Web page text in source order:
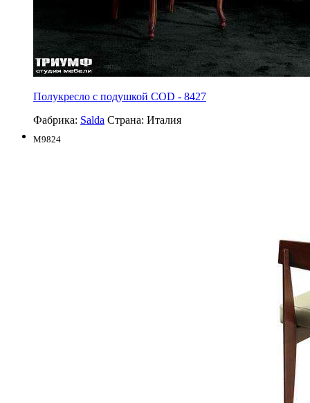
Полукресло с подушкой COD - 8427
Фабрика: Salda Страна: Италия
M9824